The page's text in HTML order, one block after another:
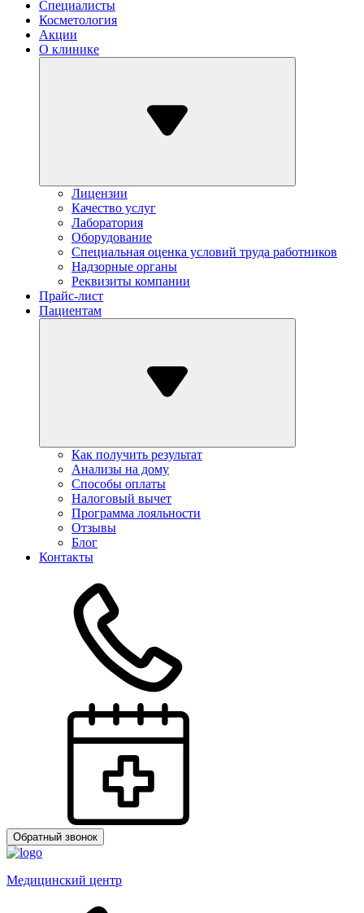
Специалисты
Косметология
Акции
О клинике
Лицензии
Качество услуг
Лаборатория
Оборудование
Специальная оценка условий труда работников
Надзорные органы
Реквизиты компании
Прайс-лист
Пациентам
Как получить результат
Анализы на дому
Способы оплаты
Налоговый вычет
Программа лояльности
Отзывы
Блог
Контакты
Обратный звонок
Медицинский центр